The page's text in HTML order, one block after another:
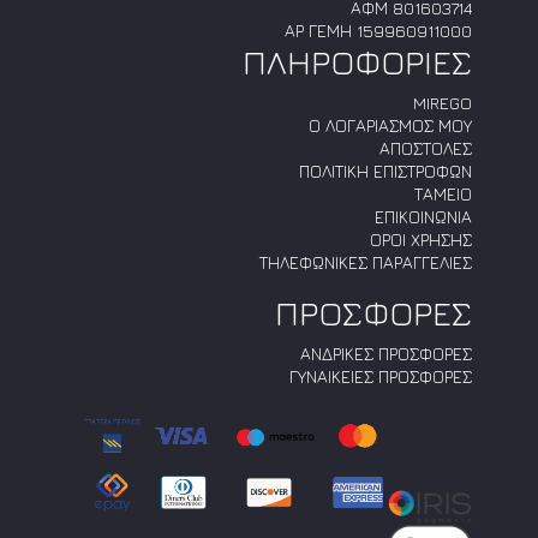
ΑΦΜ 801603714
ΑΡ ΓΕΜΗ 159960911000
ΠΛΗΡΟΦΟΡΙΕΣ
MIREGO
Ο ΛΟΓΑΡΙΑΣΜΟΣ ΜΟΥ
ΑΠΟΣΤΟΛΕΣ
ΠΟΛΙΤΙΚΗ ΕΠΙΣΤΡΟΦΩΝ
ΤΑΜΕΙΟ
ΕΠΙΚΟΙΝΩΝΙΑ
ΟΡΟΙ ΧΡΗΣΗΣ
ΤΗΛΕΦΩΝΙΚΕΣ ΠΑΡΑΓΓΕΛΙΕΣ
ΠΡΟΣΦΟΡΕΣ
ΑΝΔΡΙΚΕΣ ΠΡΟΣΦΟΡΕΣ
ΓΥΝΑΙΚΕΙΕΣ ΠΡΟΣΦΟΡΕΣ